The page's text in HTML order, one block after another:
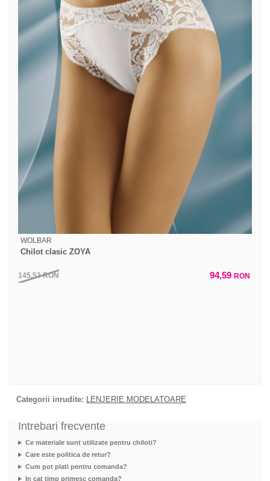
WOLBAR
Chilot clasic ZOYA
145,53RON 94,59 RON
Categorii inrudite: LENJERIE MODELATOARE
Intrebari frecvente
Ce materiale sunt utilizate pentru chiloti?
Care este politica de retur?
Cum pot plati pentru comanda?
In cat timp primesc comanda?